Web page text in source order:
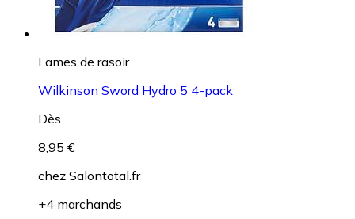
Lames de rasoir
Wilkinson Sword Hydro 5 4-pack
Dès
8,95 €
chez Salontotal.fr
+4 marchands